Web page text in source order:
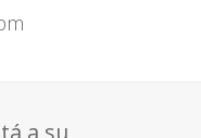
a su